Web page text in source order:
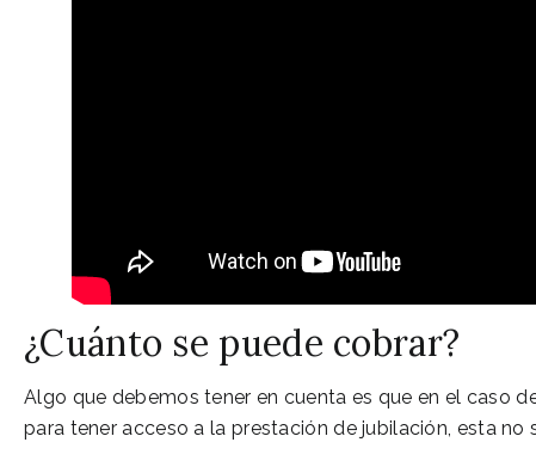
¿Cuánto se puede cobrar?
Algo que debemos tener en cuenta es que en el caso
para tener acceso a la prestación de jubilación, esta